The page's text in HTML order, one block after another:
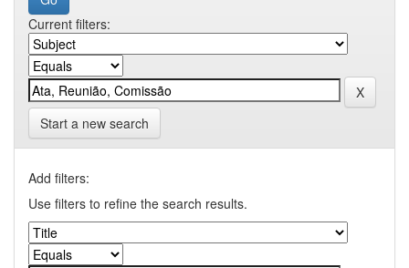
Current filters:
Start a new search
Add filters:
Use filters to refine the search results.